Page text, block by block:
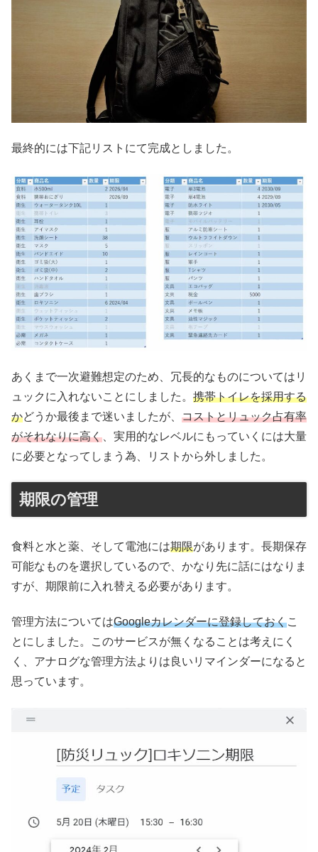
最終的には下記リストにて完成としました。
あくまで一次避難想定のため、冗長的なものについてはリ
ュックに入れないことにしました。 携帯トイレを採用する
かどうか最後まで迷いましたが、 コストとリュック占有率
がそれなりに高く 、実用的なレベルにもっていくには大量
に必要となってしまう為、リストから外しました。
期限の管理
食料と水と薬、そして電池には期限があります。長期保存
可能なものを選択しているので、かなり先に話にはなりま
すが、期限前に入れ替える必要があります。
管理方法についてはGoogleカレンダーに登録しておくこ
とにしました。このサービスが無くなることは考えにく
く、アナログな管理方法よりは良いリマインダーになると
思っています。